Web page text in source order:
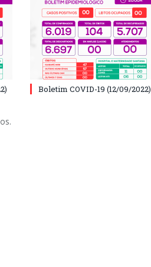
Boletim COVID-19 (12/09/2022)